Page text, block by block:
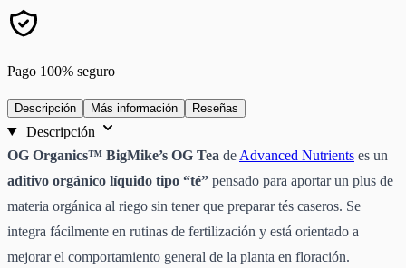
Pago 100% seguro
Descripción Más información Reseñas
Descripción
OG Organics™ BigMike’s OG Tea de Advanced Nutrients es un
aditivo orgánico líquido tipo “té” pensado para aportar un plus de
materia orgánica al riego sin tener que preparar tés caseros. Se
integra fácilmente en rutinas de fertilización y está orientado a
mejorar el comportamiento general de la planta en floración.